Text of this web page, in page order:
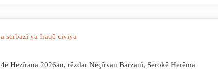
serbazî ya Iraqê civiya
Hezîrana 2026an, rêzdar Nêçîrvan Barzanî, Serokê Herêma